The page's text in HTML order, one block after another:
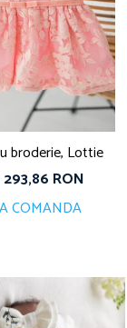
broderie, Lottie
RON
COMANDA